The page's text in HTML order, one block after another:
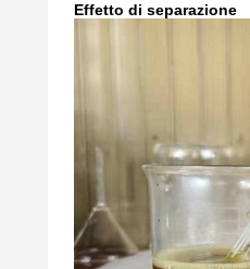
Effetto di separazione